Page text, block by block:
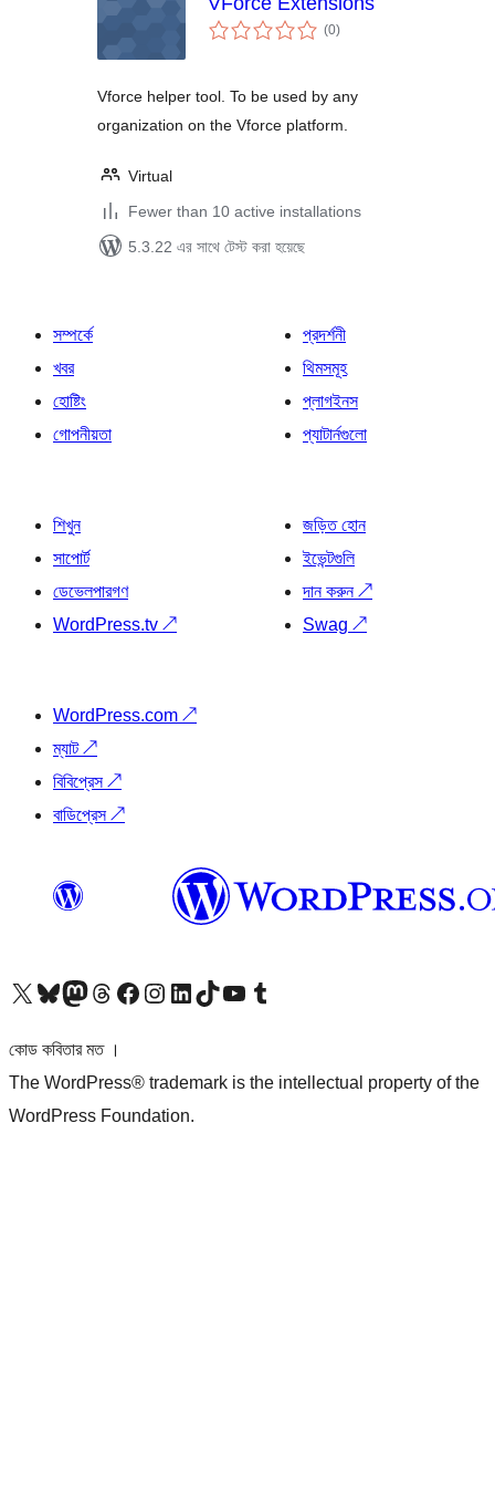
(0total
ratings
)
Vforce helper tool. To be used by any
organization on the Vforce platform.
Virtual
Fewer than 10 active installations
5.3.22 এর সাথে টেস্ট করা হয়েছে
সম্পর্কে
খবর
হোষ্টিং
গোপনীয়তা
প্রদর্শনী
থিমসমূহ
প্লাগইনস
প্যাটার্নগুলো
শিখুন
সাপোর্ট
ডেভেলপারগণ
WordPress.tv ↗
জড়িত হোন
ইভেন্টগুলি
দান করুন↗
Swag ↗
WordPress.com ↗
ম্যাট↗
বিবিপ্রেস↗
বাডিপ্রেস↗
আমাদের X (আগের টুইটার) অ্যাকাউন্টে যানআমাদের Bluesky অ্যাকাউন্টটি দেখুনআমাদের মাস্টোডন অ্যাকাউন্টটি দেখুনআমাদের থ্রেডস অ্যাকাউন্টটি দেখুনআমাদের ফেসবুক পেজ দেখুনআমাদের ইন্সটাগ্রাম অ্যাকাউন্ট দেখুনআমাদের লিঙ্কডইন অ্যাকাউন্টে যানআমাদের TikTok অ্যাকাউন্টটি দেখুনআমাদের ইউটিউব চ্যানেলে যান আমাদের টাম্বলার অ্যাকাউন্ট দেখুন
কোড কবিতার মত ।
The WordPress® trademark is the intellectual property of the
WordPress Foundation.